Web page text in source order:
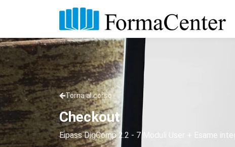
Torna al corso
Checkout
Eipass DigComp 2.2 - 7 Moduli User + Esame